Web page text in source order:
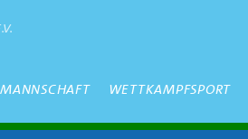
WETTKAMPFSPORT